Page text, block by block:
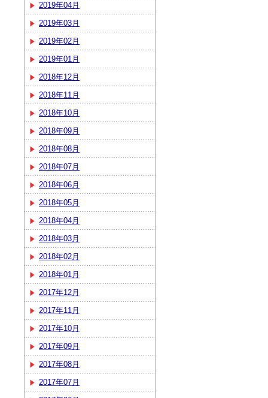
2019年04月
2019年03月
2019年02月
2019年01月
2018年12月
2018年11月
2018年10月
2018年09月
2018年08月
2018年07月
2018年06月
2018年05月
2018年04月
2018年03月
2018年02月
2018年01月
2017年12月
2017年11月
2017年10月
2017年09月
2017年08月
2017年07月